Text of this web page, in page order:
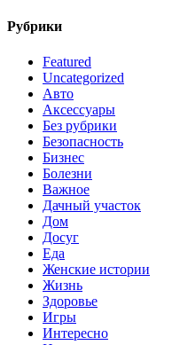
Рубрики
Featured
Uncategorized
Авто
Аксессуары
Без рубрики
Безопасность
Бизнес
Болезни
Важное
Дачный участок
Дом
Досуг
Еда
Женские истории
Жизнь
Здоровье
Игры
Интересно